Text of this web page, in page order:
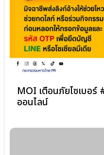
MOI เตือนภัยไซเบอร์
ออนไลน์